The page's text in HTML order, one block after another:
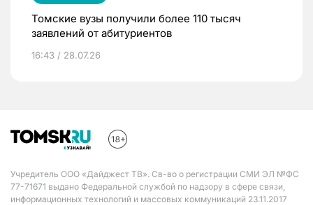
Томские вузы получили более 110 тысяч
заявлений от абитуриентов
16:43 / 28.07.26
Учредитель ООО «Дайджест ТВ». Св-во о регистрации СМИ ЭЛ №ФС
77-71671 выдано Федеральной службой по надзору в сфере связи,
информационных технологий и массовых коммуникаций 23.11.2017